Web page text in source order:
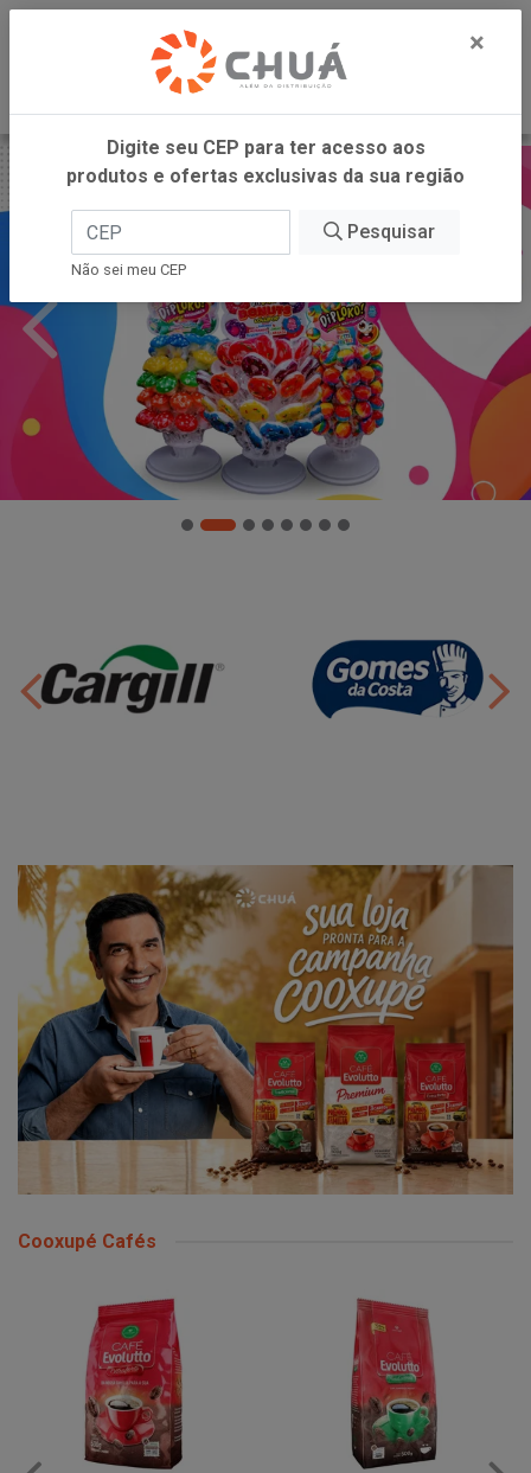
Cooxupé Cafés
×
Digite seu CEP para ter acesso aos
produtos e ofertas exclusivas da sua região
Pesquisar
Não sei meu CEP